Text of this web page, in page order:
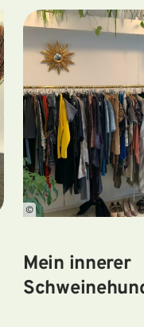
©
Mein innerer